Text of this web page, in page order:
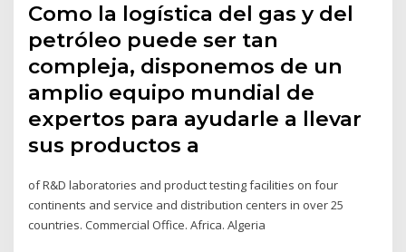
Como la logística del gas y del
petróleo puede ser tan
compleja, disponemos de un
amplio equipo mundial de
expertos para ayudarle a llevar
sus productos a
of R&D laboratories and product testing facilities on four
continents and service and distribution centers in over 25
countries. Commercial Office. Africa. Algeria